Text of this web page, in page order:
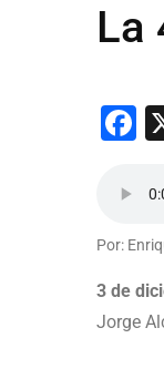
La
Por:
3 de
Jorge